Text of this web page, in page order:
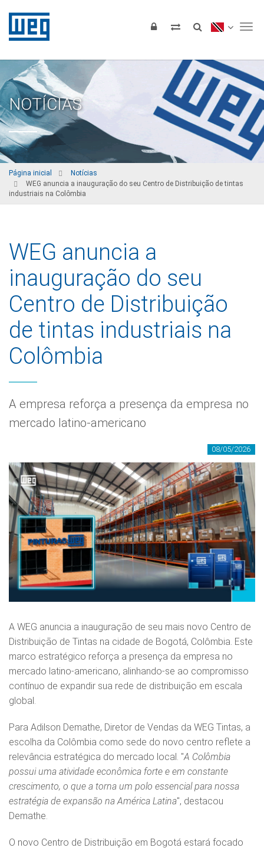
NOTÍCIAS
Página inicial
Notícias
WEG anuncia a inauguração do seu Centro de Distribuição de tintas
industriais na Colômbia
WEG anuncia a
inauguração do seu
Centro de Distribuição
de tintas industriais na
Colômbia
A empresa reforça a presença da empresa no
mercado latino-americano
08/05/2026
A WEG anuncia a inauguração de seu mais novo Centro de
Distribuição de Tintas na cidade de Bogotá, Colômbia. Este
marco estratégico reforça a presença da empresa no
mercado latino-americano, alinhando-se ao compromisso
contínuo de expandir sua rede de distribuição em escala
global.
Para Adilson Demathe, Diretor de Vendas da WEG Tintas, a
escolha da Colômbia como sede do novo centro reflete a
relevância estratégica do mercado local. "A Colômbia
possui uma atividade econômica forte e em constante
crescimento, o que a torna um polo essencial para nossa
estratégia de expansão na América Latina", destacou
Demathe.
O novo Centro de Distribuição em Bogotá estará focado